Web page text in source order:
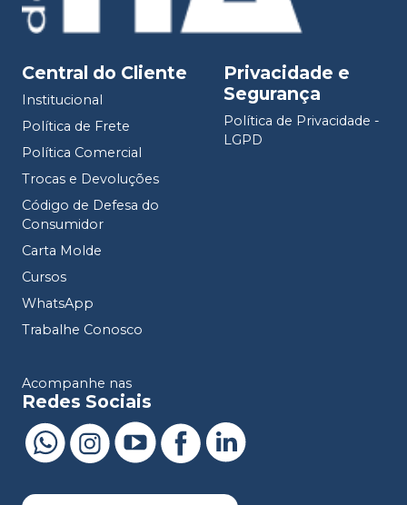
Central do Cliente
Institucional
Política de Frete
Política Comercial
Trocas e Devoluções
Código de Defesa do
Consumidor
Carta Molde
Cursos
WhatsApp
Trabalhe Conosco
Privacidade e
Segurança
Política de Privacidade -
LGPD
Acompanhe nas
Redes Sociais